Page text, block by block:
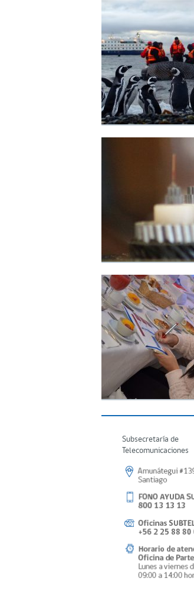
Subsecretaría de
Telecomunicaciones